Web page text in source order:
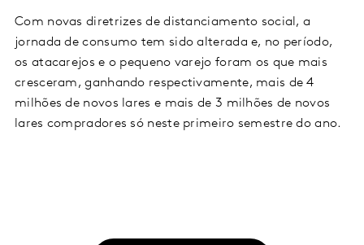
Com novas diretrizes de distanciamento social, a
jornada de consumo tem sido alterada e, no período,
os atacarejos e o pequeno varejo foram os que mais
cresceram, ganhando respectivamente, mais de 4
milhões de novos lares e mais de 3 milhões de novos
lares compradores só neste primeiro semestre do ano.